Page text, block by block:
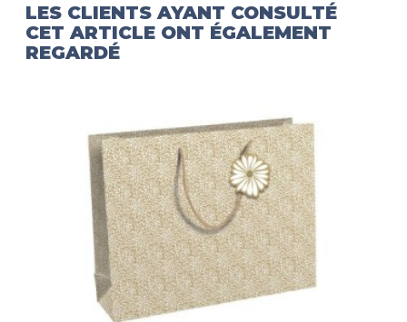
LES CLIENTS AYANT CONSULTÉ
CET ARTICLE ONT ÉGALEMENT
REGARDÉ